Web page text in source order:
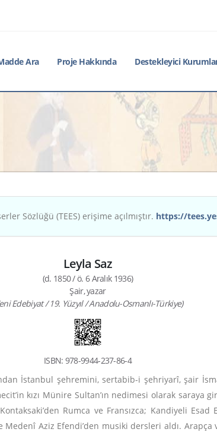
Ara Proje Hakkında Destekleyici
Sözlüğü (TEES) erişime açılmıştır. https://
Leyla Saz
(d. 1850 / ö. 6 Aralık 1936)
Şair, yazar
Edebiyat / 19. Yüzyıl / Anadolu-Osmanlı-Türkiye)
ISBN: 978-9944-237-86-4
İstanbul şehremini, sertabib-i şehriyarî, şair
kızı Münire Sultan’ın nedimesi olarak saraya
Rumca ve Fransızca; Kandiyeli Esad
Aziz Efendi’den musiki dersleri aldı.